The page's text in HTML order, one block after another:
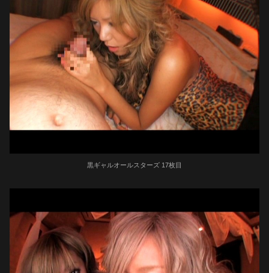
黒ギャルオールスターズ 17枚目